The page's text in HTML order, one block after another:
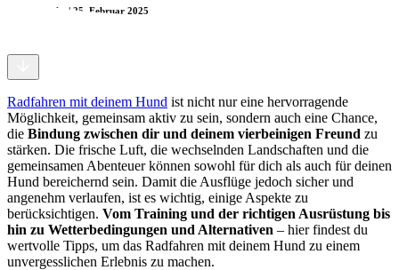
Svenja Bobbe | 25. Februar 2025
Radfahren mit deinem Hund ist nicht nur eine hervorragende
Möglichkeit, gemeinsam aktiv zu sein, sondern auch eine Chance,
die Bindung zwischen dir und deinem vierbeinigen Freund zu
stärken. Die frische Luft, die wechselnden Landschaften und die
gemeinsamen Abenteuer können sowohl für dich als auch für deinen
Hund bereichernd sein. Damit die Ausflüge jedoch sicher und
angenehm verlaufen, ist es wichtig, einige Aspekte zu
berücksichtigen. Vom Training und der richtigen Ausrüstung bis
hin zu Wetterbedingungen und Alternativen – hier findest du
wertvolle Tipps, um das Radfahren mit deinem Hund zu einem
unvergesslichen Erlebnis zu machen.